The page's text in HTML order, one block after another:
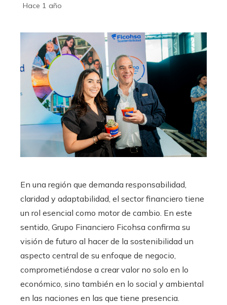
Hace 1 año
En una región que demanda responsabilidad,
claridad y adaptabilidad, el sector financiero tiene
un rol esencial como motor de cambio. En este
sentido, Grupo Financiero Ficohsa confirma su
visión de futuro al hacer de la sostenibilidad un
aspecto central de su enfoque de negocio,
comprometiéndose a crear valor no solo en lo
económico, sino también en lo social y ambiental
en las naciones en las que tiene presencia.